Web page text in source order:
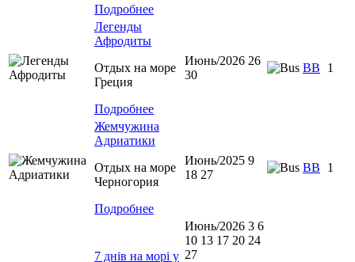
Подробнее
Легенды
Афродиты
Отдых на море
Греция
Подробнее
Июнь/2026 26
30
ВВ 1
Жемчужина
Адриатики
Отдых на море
Черногория
Подробнее
Июнь/2025 9
18 27
BB 1
7 днів на морі у
Июнь/2026 3 6
10 13 17 20 24
27